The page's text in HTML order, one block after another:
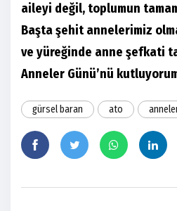
aileyi değil, toplumun
Başta şehit annelerimiz
ve yüreğinde anne şefkati
Anneler Günü’nü
gürsel baran ato